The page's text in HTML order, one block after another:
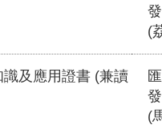
(
識及應用證書 (兼讀
(